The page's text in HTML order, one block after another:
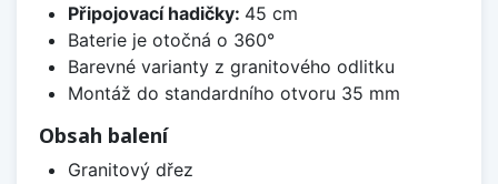
Připojovací hadičky: 45 cm
Baterie je otočná o 360°
Barevné varianty z granitového odlitku
Montáž do standardního otvoru 35 mm
Obsah balení
Granitový dřez